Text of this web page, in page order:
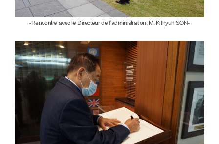
-Rencontre avec le Directeur de l’administration, M. Kilhyun SON-